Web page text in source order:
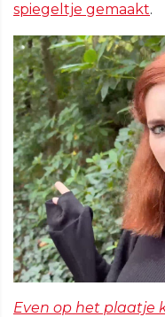
spiegeltje gemaakt.
Even op het plaatje